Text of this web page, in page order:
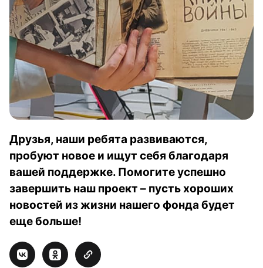
Друзья, наши ребята развиваются,
пробуют новое и ищут себя благодаря
вашей поддержке. Помогите успешно
завершить наш проект – пусть хороших
новостей из жизни нашего фонда будет
еще больше!